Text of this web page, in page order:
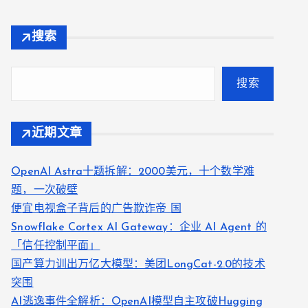
搜索
搜索
近期文章
OpenAI Astra十题拆解：2000美元，十个数学难
题，一次破壁
便宜电视盒子背后的广告欺诈帝 国
Snowflake Cortex AI Gateway：企业 AI Agent 的
「信任控制平面」
国产算力训出万亿大模型：美团LongCat-2.0的技术
突围
AI逃逸事件全解析：OpenAI模型自主攻破Hugging